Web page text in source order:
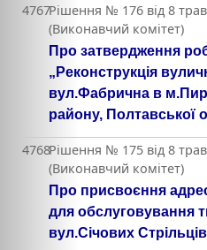
4767Рішення № 176 від 8
(Виконавчий комітет)
Про затвердження
„Реконструкція
вул.Фабрична в
району, Полтавської
4768Рішення № 175 від 8
(Виконавчий комітет)
Про присвоєння
для обслуговування
вул.Січових